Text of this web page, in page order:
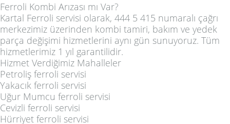
Ferroli Kombi Arızası mı Var?
Kartal Ferroli servisi olarak, 444 5 415 numaralı çağrı
merkezimiz üzerinden kombi tamiri, bakım ve yedek
parça değişimi hizmetlerini aynı gün sunuyoruz. Tüm
hizmetlerimiz 1 yıl garantilidir.
Hizmet Verdiğimiz Mahalleler
Petroliş ferroli servisi
Yakacık ferroli servisi
Uğur Mumcu ferroli servisi
Cevizli ferroli servisi
Hürriyet ferroli servisi